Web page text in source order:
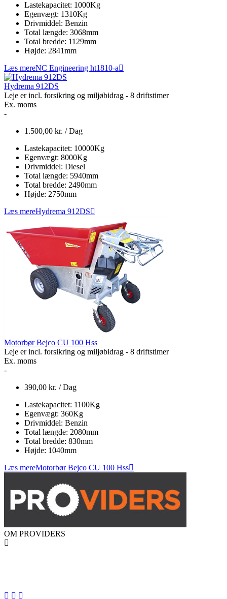
Lastekapacitet: 1000Kg
Egenvægt: 1310Kg
Drivmiddel: Benzin
Total længde: 3068mm
Total bredde: 1129mm
Højde: 2841mm
Læs mereNC Engineering ht1810-a
Hydrema 912DS
Leje er incl. forsikring og miljøbidrag - 8 driftstimer
Ex. moms
-
1.500,00 kr. / Dag
Lastekapacitet: 10000Kg
Egenvægt: 8000Kg
Drivmiddel: Diesel
Total længde: 5940mm
Total bredde: 2490mm
Højde: 2750mm
Læs mereHydrema 912DS
Motorbør Bejco CU 100 Hss
Leje er incl. forsikring og miljøbidrag - 8 driftstimer
Ex. moms
-
390,00 kr. / Dag
Lastekapacitet: 1100Kg
Egenvægt: 360Kg
Drivmiddel: Benzin
Total længde: 2080mm
Total bredde: 830mm
Højde: 1040mm
Læs mereMotorbør Bejco CU 100 Hss
OM PROVIDERS